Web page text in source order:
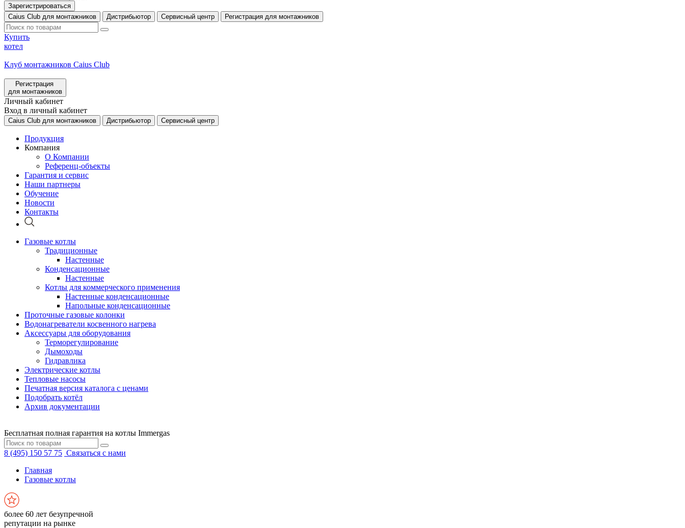
Зарегистрироваться
Caius Club для монтажников
Дистрибьютор Сервисный центр Регистрация для монтажников
Купить
котел
Клуб монтажников Caius Club
Регистрация
для монтажников
Личный кабинет
Вход в личный кабинет
Caius Club для монтажников Дистрибьютор Сервисный центр
Продукция
Компания
О Компании
Референц-объекты
Гарантия и сервис
Наши партнеры
Обучение
Новости
Контакты
Газовые котлы
Традиционные
Настенные
Конденсационные
Настенные
Котлы для коммерческого применения
Настенные конденсационные
Напольные конденсационные
Проточные газовые колонки
Водонагреватели косвенного нагрева
Аксессуары для оборудования
Терморегулирование
Дымоходы
Гидравлика
Электрические котлы
Тепловые насосы
Печатная версия каталога с ценами
Подобрать котёл
Архив документации
Бесплатная полная гарантия на котлы Immergas
8 (495) 150 57 75 Связаться с нами
Главная
Газовые котлы
более 60 лет безупречной
репутации на рынке